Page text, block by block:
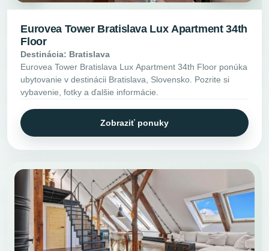
Eurovea Tower Bratislava Lux Apartment 34th
Floor
Destinácia: Bratislava
Eurovea Tower Bratislava Lux Apartment 34th Floor ponúka
ubytovanie v destinácii Bratislava, Slovensko. Pozrite si
vybavenie, fotky a ďalšie informácie.
Zobraziť ponuky